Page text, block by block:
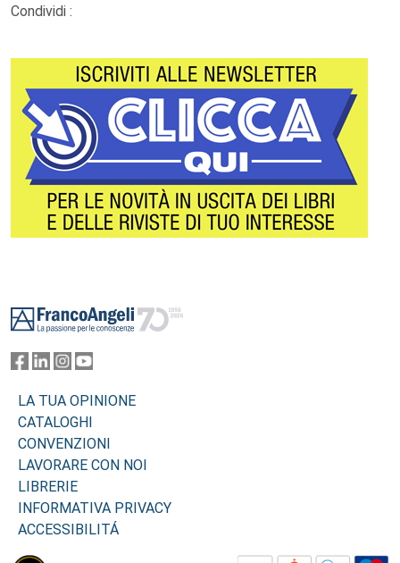
Condividi :
LA TUA OPINIONE
CATALOGHI
CONVENZIONI
LAVORARE CON NOI
LIBRERIE
INFORMATIVA PRIVACY
ACCESSIBILITÁ